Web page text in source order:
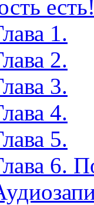
1.
2.
3.
4.
5.
6.